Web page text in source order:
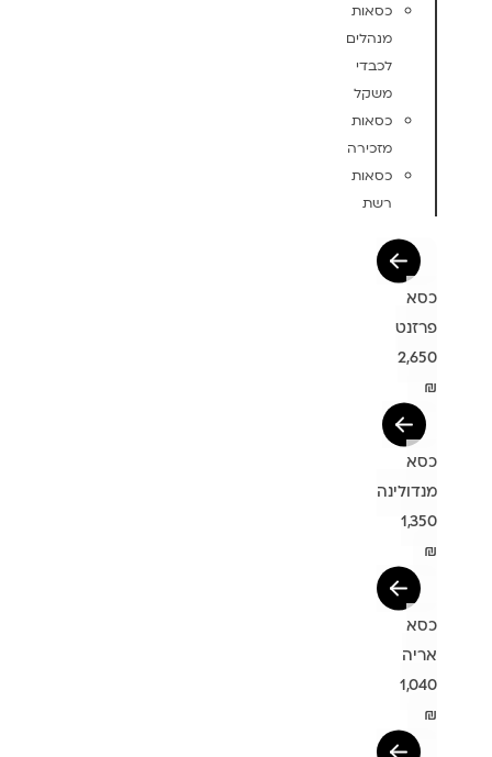
כסאות
מנהלים
לכבדי
משקל
כסאות
מזכירה
כסאות
רשת
כסא
פרזנט
2,650
₪
כסא
מנדולינה
1,350
₪
כסא
אריה
1,040
₪